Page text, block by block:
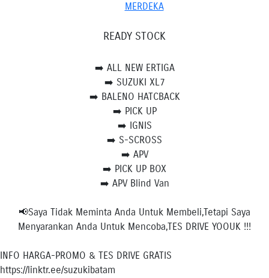
MERDEKA
READY STOCK
➡️ ALL NEW ERTIGA
➡️ SUZUKI XL7
➡️ BALENO HATCBACK
➡️ PICK UP
➡️ IGNIS
➡️ S-SCROSS
➡️ APV
➡️ PICK UP BOX
➡️ APV Blind Van
📢Saya Tidak Meminta Anda Untuk Membeli,Tetapi Saya
Menyarankan Anda Untuk Mencoba,TES DRIVE YOOUK !!!
INFO HARGA-PROMO & TES DRIVE GRATIS
https://linktr.ee/suzukibatam